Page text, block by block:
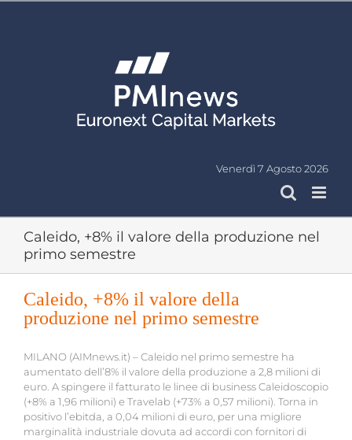
Venerdì 7 Agosto 2026
Caleido, +8% il valore della produzione nel
primo semestre
Caleido, +8% il valore della
produzione nel primo semestre
MILANO (AIMnews.it) – Caleido nel primo semestre ha
aumentato dell’8% il valore della produzione a 2,8 milioni di
euro. A spingere il fatturato le linee di business Caleidoscopio
(+8% a 1,96 milioni) e Travelab (+73% a 0,57 milioni). Torna in
positivo l’ebitda, a 0,04 milioni di euro, per una migliore
marginalità industriale dovuta ad accordi con fornitori di